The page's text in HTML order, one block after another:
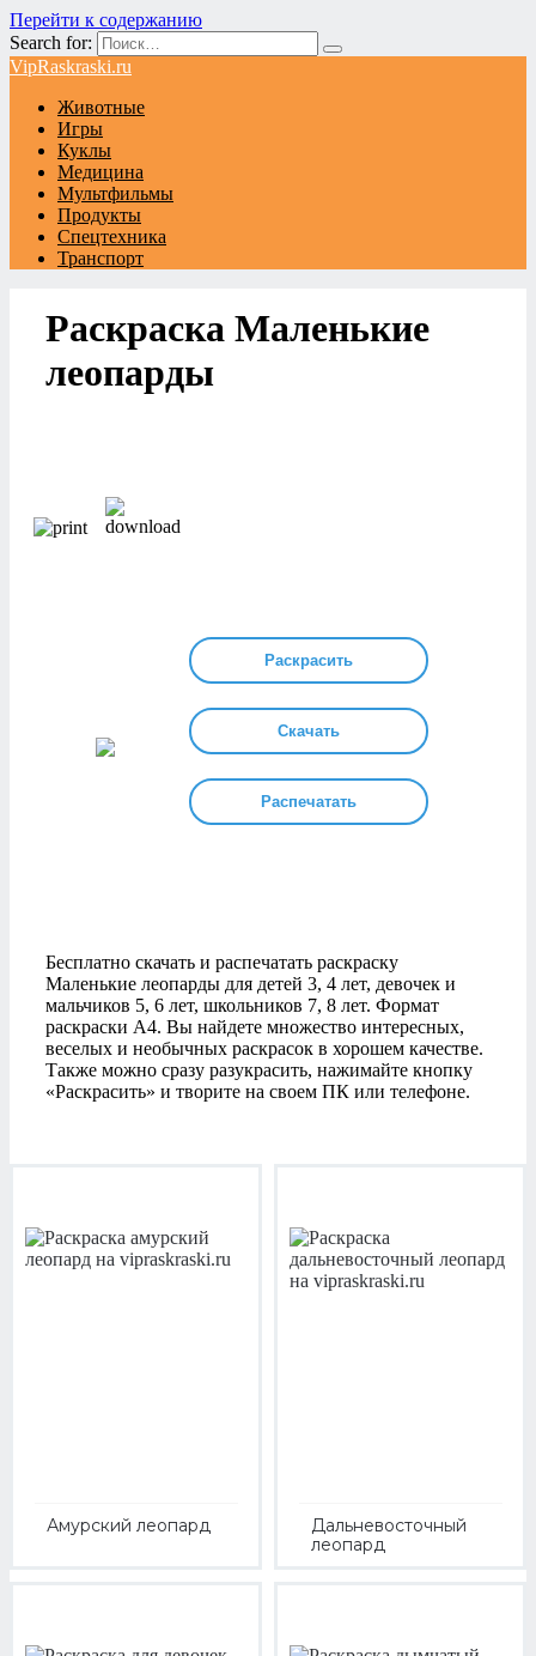
Перейти к содержанию
Search for:
VipRaskraski.ru
Животные
Игры
Куклы
Медицина
Мультфильмы
Продукты
Спецтехника
Транспорт
Раскраска Маленькие
леопарды
Раскрасить
Скачать
Распечатать
Бесплатно скачать и распечатать раскраску
Маленькие леопарды для детей 3, 4 лет, девочек и
мальчиков 5, 6 лет, школьников 7, 8 лет. Формат
раскраски А4. Вы найдете множество интересных,
веселых и необычных раскрасок в хорошем качестве.
Также можно сразу разукрасить, нажимайте кнопку
«Раскрасить» и творите на своем ПК или телефоне.
Амурский леопард
Дальневосточный
леопард